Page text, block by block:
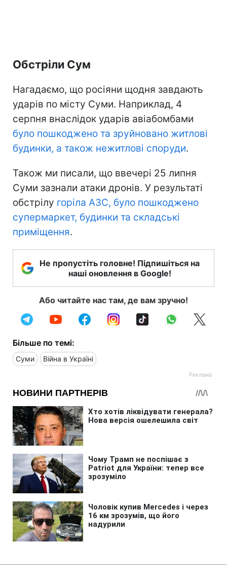
Обстріли Сум
Нагадаємо, що росіяни щодня завдають
ударів по місту Суми. Наприклад, 4
серпня внаслідок ударів авіабомбами
було пошкоджено та зруйновано житлові
будинки, а також нежитлові споруди.
Також ми писали, що ввечері 25 липня
Суми зазнали атаки дронів. У результаті
обстрілу горіла АЗС, було пошкоджено
супермаркет, будинки та складські
приміщення.
Не пропустіть головне! Підпишіться на
наші оновлення в Google!
Або читайте нас там, де вам зручно!
Більше по темі:
Суми Війна в Україні